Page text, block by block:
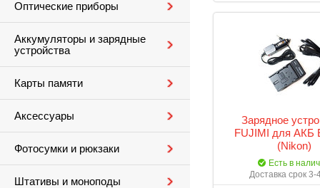
Оптические приборы
Аккумуляторы и зарядные
устройства
Карты памяти
Аксессуары
Фотосумки и рюкзаки
Штативы и моноподы
Зарядное
FUJIMI для АКБ
(Nikon)
Есть в
Доставка срок 3-